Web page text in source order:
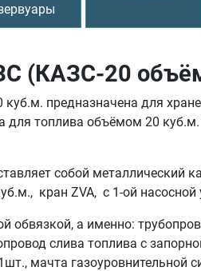
(КАЗС-20
предназначена для
для топлива объёмом 20
собой металлический
кран ZVA, с 1-ой
обвязкой, а именно:
слива топлива с
мачта